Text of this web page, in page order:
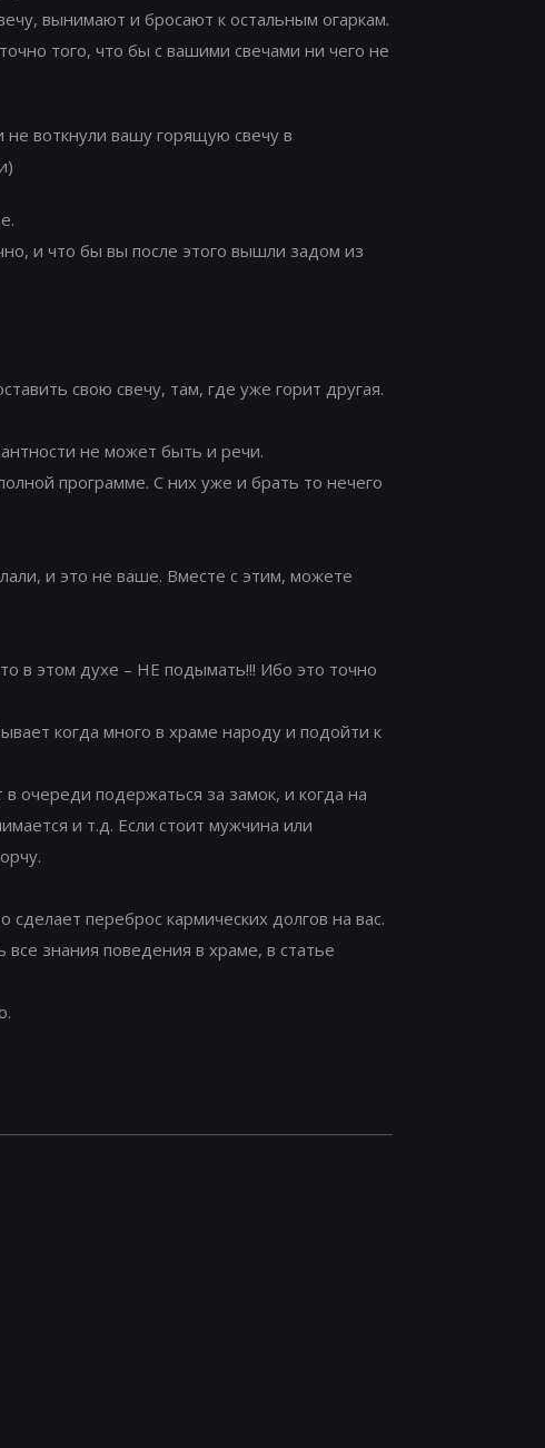
вынимают и бросают к остальным огаркам.
того, что бы с вашими свечами ни чего не
воткнули вашу горящую свечу в
и что бы вы после этого вышли задом из
свою свечу, там, где уже горит другая.
не может быть и речи.
программе. С них уже и брать то нечего
и это не ваше. Вместе с этим, можете
в этом духе – НЕ подымать!!! Ибо это точно
когда много в храме народу и подойти к
очереди подержаться за замок, и когда на
и т.д. Если стоит мужчина или
переброс кармических долгов на вас.
знания поведения в храме, в статье